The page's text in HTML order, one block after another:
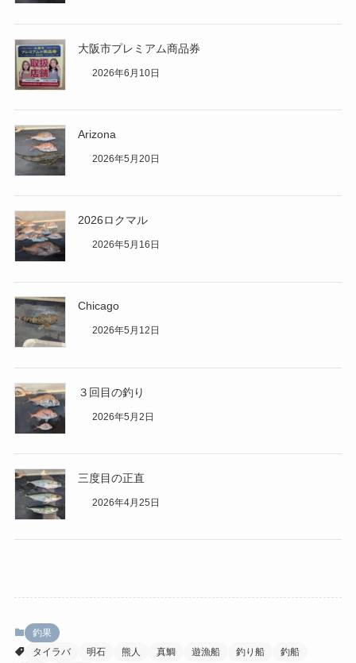
大阪市プレミアム商品券
2026年6月10日
Arizona
2026年5月20日
2026ロクマル
2026年5月16日
Chicago
2026年5月12日
３回目の釣り
2026年5月2日
三度目の正直
2026年4月25日
釣果
タイラバ
明石 熊人 真鯛 遊漁船 釣り船
釣船